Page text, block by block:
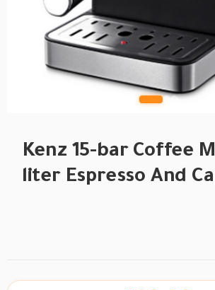
Kenz 15-bar Coffee
liter Espresso And